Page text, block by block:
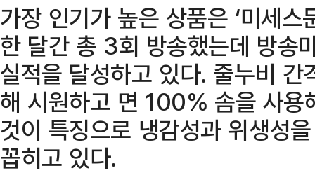
가장 인기가 높은 상품은 ‘미세
한 달간 총 3회 방송했는데 방
실적을 달성하고 있다. 줄누비
해 시원하고 면 100% 솜을 사용
것이 특징으로 냉감성과 위생성
꼽히고 있다.